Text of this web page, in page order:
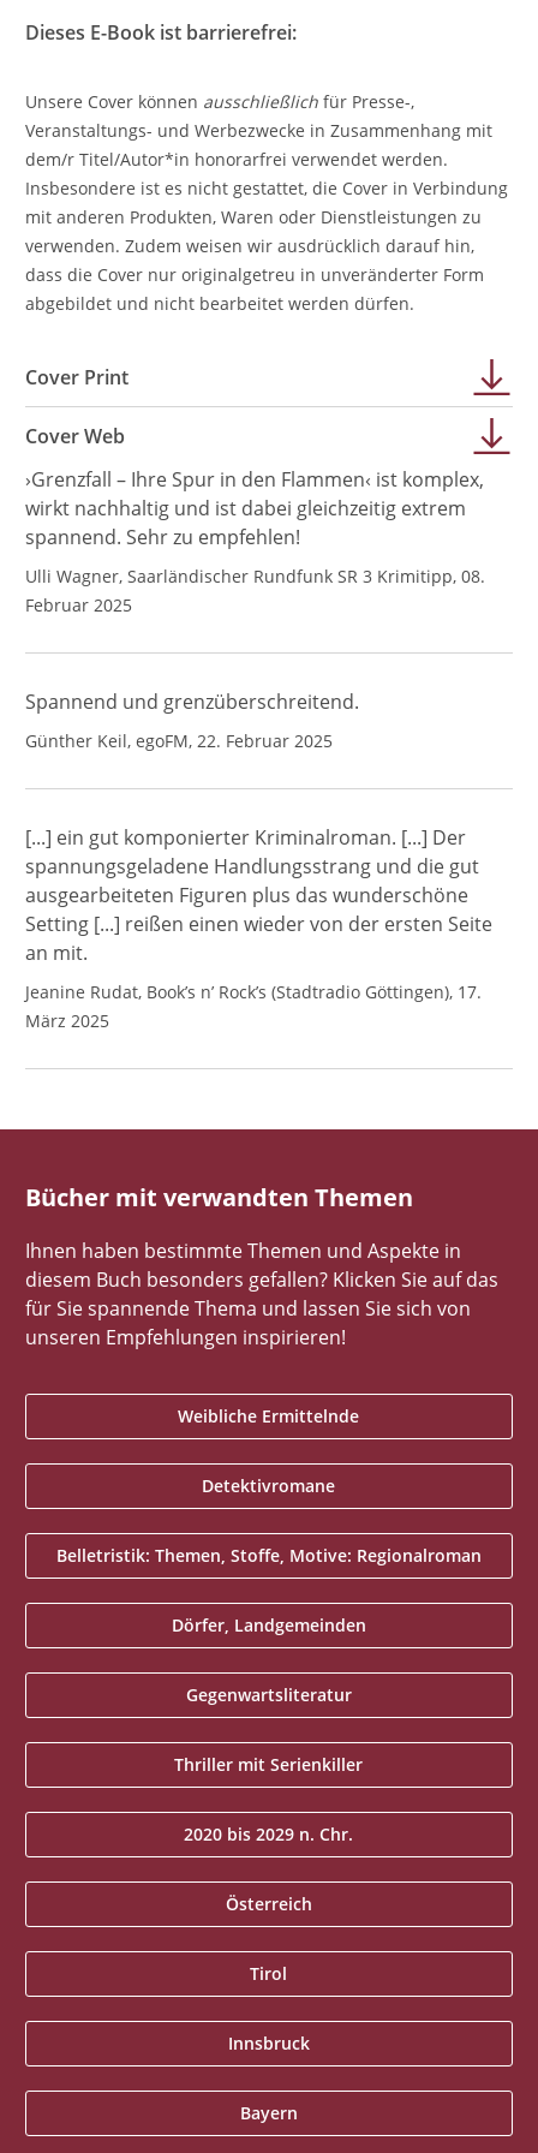
Dieses E-Book ist barrierefrei:
Unsere Cover können ausschließlichfür Presse-,
Veranstaltungs- und Werbezwecke in Zusammenhang mit
dem/r Titel/Autor*in honorarfrei verwendet werden.
Insbesondere ist es nicht gestattet, die Cover in Verbindung
mit anderen Produkten, Waren oder Dienstleistungen zu
verwenden. Zudem weisen wir ausdrücklich darauf hin,
dass die Cover nur originalgetreu in unveränderter Form
abgebildet und nicht bearbeitet werden dürfen.
Cover Print
Cover Web
›Grenzfall – Ihre Spur in den Flammen‹ ist komplex,
wirkt nachhaltig und ist dabei gleichzeitig extrem
spannend. Sehr zu empfehlen!
Ulli Wagner, Saarländischer Rundfunk SR 3 Krimitipp, 08.
Februar 2025
Spannend und grenzüberschreitend.
Günther Keil, egoFM, 22. Februar 2025
[...] ein gut komponierter Kriminalroman. [...] Der
spannungsgeladene Handlungsstrang und die gut
ausgearbeiteten Figuren plus das wunderschöne
Setting [...] reißen einen wieder von der ersten Seite
an mit.
Jeanine Rudat, Book’s n’ Rock’s (Stadtradio Göttingen), 17.
März 2025
Bücher mit verwandten Themen
Ihnen haben bestimmte Themen und Aspekte in
diesem Buch besonders gefallen? Klicken Sie auf das
für Sie spannende Thema und lassen Sie sich von
unseren Empfehlungen inspirieren!
Weibliche Ermittelnde
Detektivromane
Belletristik: Themen, Stoffe, Motive: Regionalroman
Dörfer, Landgemeinden
Gegenwartsliteratur
Thriller mit Serienkiller
2020 bis 2029 n. Chr.
Österreich
Tirol
Innsbruck
Bayern